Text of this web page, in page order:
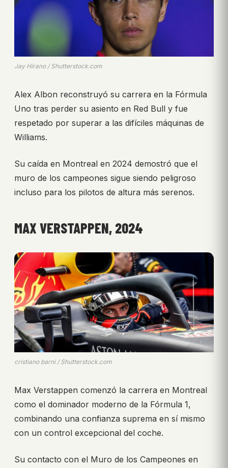
Jay Hirano / Shutterstock.com
Alex Albon reconstruyó su carrera en la Fórmula
Uno tras perder su asiento en Red Bull y fue
respetado por superar a las difíciles máquinas de
Williams.
Su caída en Montreal en 2024 demostró que el
muro de los campeones sigue siendo peligroso
incluso para los pilotos de altura más serenos.
MAX VERSTAPPEN, 2024
cristiano barni / Shutterstock.com
Max Verstappen comenzó la carrera en Montreal
como el dominador moderno de la Fórmula 1,
combinando una confianza suprema en sí mismo
con un control excepcional del coche.
Su contacto con el Muro de los Campeones en